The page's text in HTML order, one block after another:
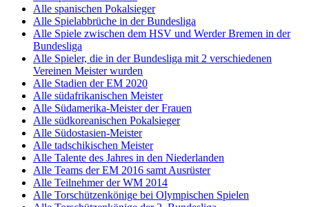
Alle spanischen Pokalsieger
Alle Spielabbrüche in der Bundesliga
Alle Spiele zwischen dem HSV und Werder Bremen in der
Bundesliga
Alle Spieler, die in der Bundesliga mit 2 verschiedenen
Vereinen Meister wurden
Alle Stadien der EM 2020
Alle südafrikanischen Meister
Alle Südamerika-Meister der Frauen
Alle südkoreanischen Pokalsieger
Alle Südostasien-Meister
Alle tadschikischen Meister
Alle Talente des Jahres in den Niederlanden
Alle Teams der EM 2016 samt Ausrüster
Alle Teilnehmer der WM 2014
Alle Torschützenkönige bei Olympischen Spielen